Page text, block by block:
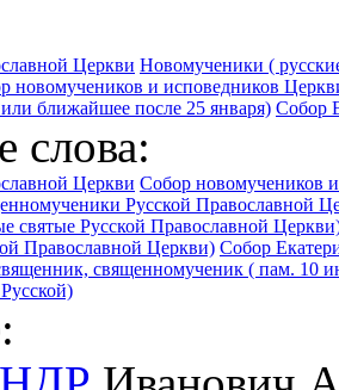
Церкви Новомученики (
новомучеников и исповедников
или ближайшее после 25 января) Собор
слова:
Церкви Собор новомучеников
Русской Православной
святые Русской Православной
Православной Церкви) Собор
священномученик ( пам. 10